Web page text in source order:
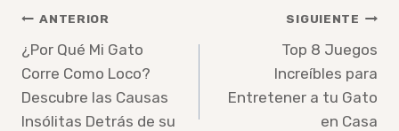
Navegación
de
entradas
ANTERIOR
¿Por Qué Mi Gato
Corre Como Loco?
Descubre las Causas
Insólitas Detrás de su
SIGUIENTE
Top 8 Juegos
Increíbles para
Entretener a tu Gato
en Casa